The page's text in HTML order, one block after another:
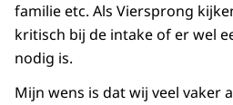
familie etc. Als Viersprong
kritisch bij de intake of er wel
nodig is.
Mijn wens is dat wij veel vaker